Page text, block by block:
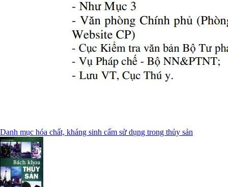
Danh mục hóa chất, kháng sinh cấm sử dụng trong thủy sản